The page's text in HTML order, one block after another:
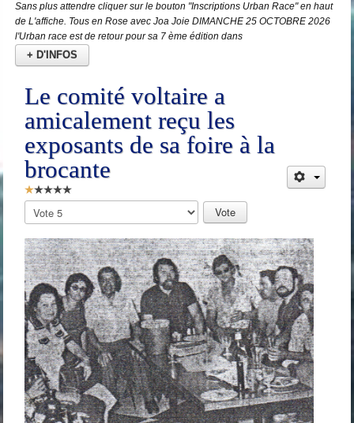
Sans plus attendre cliquer sur le bouton "Inscriptions Urban Race" en haut
de L'affiche. Tous en Rose avec Joa Joie DIMANCHE 25 OCTOBRE 2026
l'Urban race est de retour pour sa 7 ème édition dans
+ D'INFOS
Le comité voltaire a
amicalement reçu les
exposants de sa foire à la
brocante
Vote
utilisateur:1/5
Veuillez
voter